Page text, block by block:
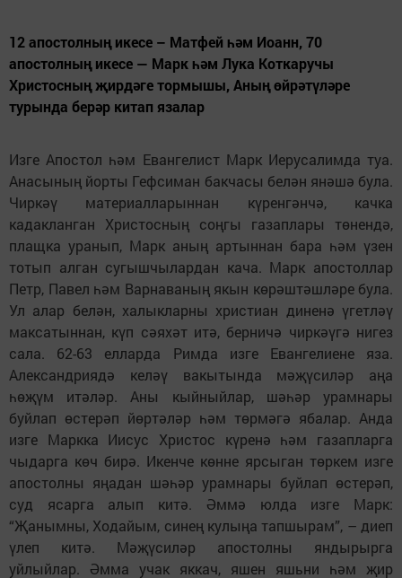
12 апостолның икесе – Матфей һәм Иоанн, 70
апостолның икесе — Марк һәм Лука Коткаручы
Христосның җирдәге тормышы, Аның өйрәтүләре
турында берәр китап язалар
Изге Апостол һәм Евангелист Марк Иерусалимда туа.
Анасының йорты Гефсиман бакчасы белән янәшә була.
Чиркәү материалларыннан күренгәнчә, качка
кадакланган Христосның соңгы газаплары төнендә,
плащка уранып, Марк аның артыннан бара һәм үзен
тотып алган сугышчылардан кача. Марк апостоллар
Петр, Павел һәм Варнаваның якын көрәштәшләре була.
Ул алар белән, халыкларны христиан диненә үгетләү
максатыннан, күп сәяхәт итә, берничә чиркәүгә нигез
сала. 62-63 елларда Римда изге Евангелиене яза.
Александриядә келәү вакытында мәҗүсиләр аңа
һөҗүм итәләр. Аны кыйныйлар, шәһәр урамнары
буйлап өстерәп йөртәләр һәм төрмәгә ябалар. Анда
изге Маркка Иисус Христос күренә һәм газапларга
чыдарга көч бирә. Икенче көнне ярсыган төркем изге
апостолны яңадан шәһәр урамнары буйлап өстерәп,
суд ясарга алып китә. Әммә юлда изге Марк:
“Җанымны, Ходайым, синең кулыңа тапшырам”, – диеп
үлеп китә. Мәҗүсиләр апостолны яндырырга
уйлыйлар. Әмма учак яккач, яшен яшьни һәм җир